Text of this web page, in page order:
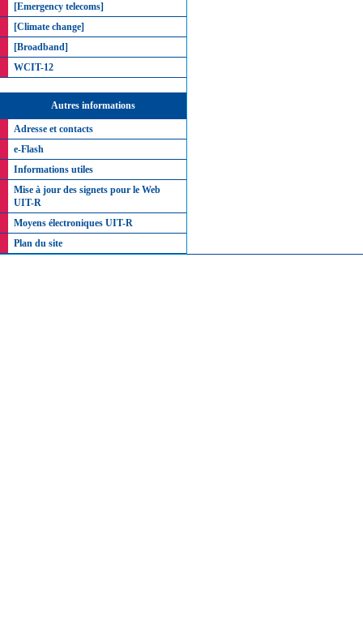
[Emergency telecoms]
[Climate change]
[Broadband]
WCIT-12
Autres informations
Adresse et contacts
e-Flash
Informations utiles
Mise à jour des signets pour le Web
UIT-R
Moyens électroniques UIT-R
Plan du site